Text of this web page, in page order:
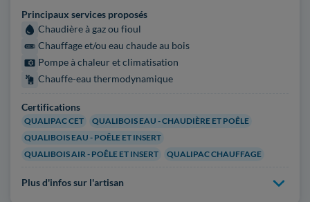
Principaux services proposés
Chaudière à gaz ou fioul
Chauffage et/ou eau chaude au bois
Pompe à chaleur et climatisation
Chauffe-eau thermodynamique
Certifications
QUALIPAC CET
QUALIBOIS EAU - CHAUDIÈRE ET POÊLE
QUALIBOIS EAU - POÊLE ET INSERT
QUALIBOIS AIR - POÊLE ET INSERT
QUALIPAC CHAUFFAGE
Plus d'infos sur l'artisan